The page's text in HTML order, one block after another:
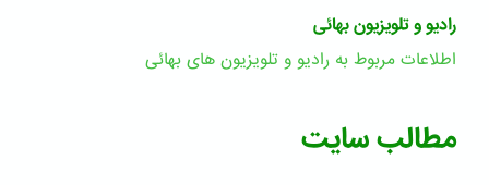
رادیو و تلویزیون بهائی
اطلاعات مربوط به رادیو و تلویزیون های بهائی
مطالب سایت